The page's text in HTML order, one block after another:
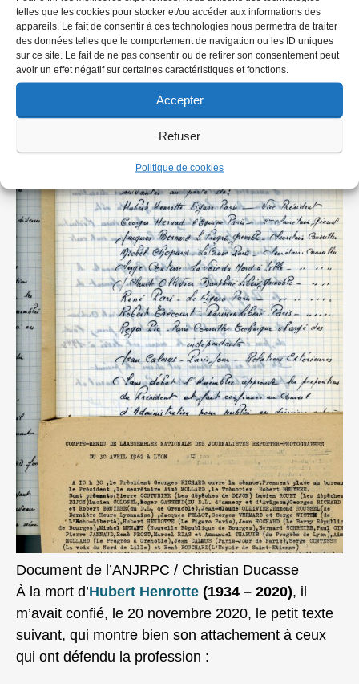
telles que les cookies pour stocker et/ou accéder aux informations des
appareils. Le fait de consentir à ces technologies nous permettra de traiter
des données telles que le comportement de navigation ou les ID uniques
sur ce site. Le fait de ne pas consentir ou de retirer son consentement peut
avoir un effet négatif sur certaines caractéristiques et fonctions.
Accepter
Refuser
Politique de cookies
Document de l’ANJRPC / Christian Ducasse
Document de l’ANJRPC / Christian Ducasse
À la mort d’Hubert Henrotte (1934 – 2020), il
m’avait confié, le 20 novembre 2020, le petit texte
suivant, qui montre bien son attachement à ceux
qui ont défendu la profession :